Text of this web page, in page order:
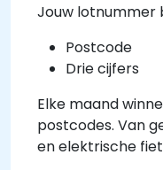
Jouw lotnummer
Postcode
Drie cijfers
Elke maand
postcodes. Van
en elektrische